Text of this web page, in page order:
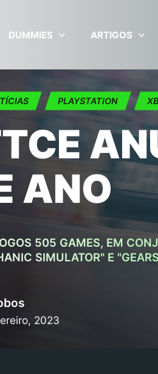
DUMMIES ARTIGOS
PLAYSTATION
ANO
505 GAMES, EM
SIMULATOR" E
2023